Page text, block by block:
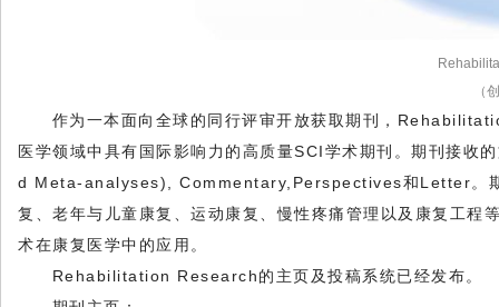
（
作为一本面向全球的同行评审开放获取期刊，
医学领域中具有国际影响力的高质量SCI学术期刊。期刊接收
d Meta-analyses), Commentary Perspectives和Letter。
复、老年与儿童康复、运动康复、慢性疼痛管理以及康复工程
术在康复医学中的应用。
Rehabilitation Research的主页及投稿系统已经发布。